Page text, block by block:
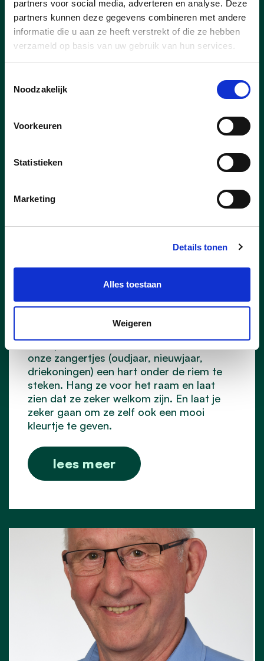
partners voor social media, adverteren en analyse. Deze
partners kunnen deze gegevens combineren met andere
informatie die u aan ze heeft verstrekt of die ze hebben
verzameld op basis van uw gebruik van hun services.
Noodzakelijk
Voorkeuren
Statistieken
Marketing
Details tonen
Alles toestaan
Weigeren
Steek jij onze zangertjes ook
mee een hart onder de
riem? Hang je affiche aan
29/12/25
CD&V Lint wenste dit jaar niet alleen elke
Lintenaar prettige feesten, maar
bezorgde ook elke Lintenaar een
exemplaar van de leuke raamaffiche om
onze zangertjes (oudjaar, nieuwjaar,
driekoningen) een hart onder de riem te
steken. Hang ze voor het raam en laat
zien dat ze zeker welkom zijn. En laat je
zeker gaan om ze zelf ook een mooi
kleurtje te geven.
lees meer